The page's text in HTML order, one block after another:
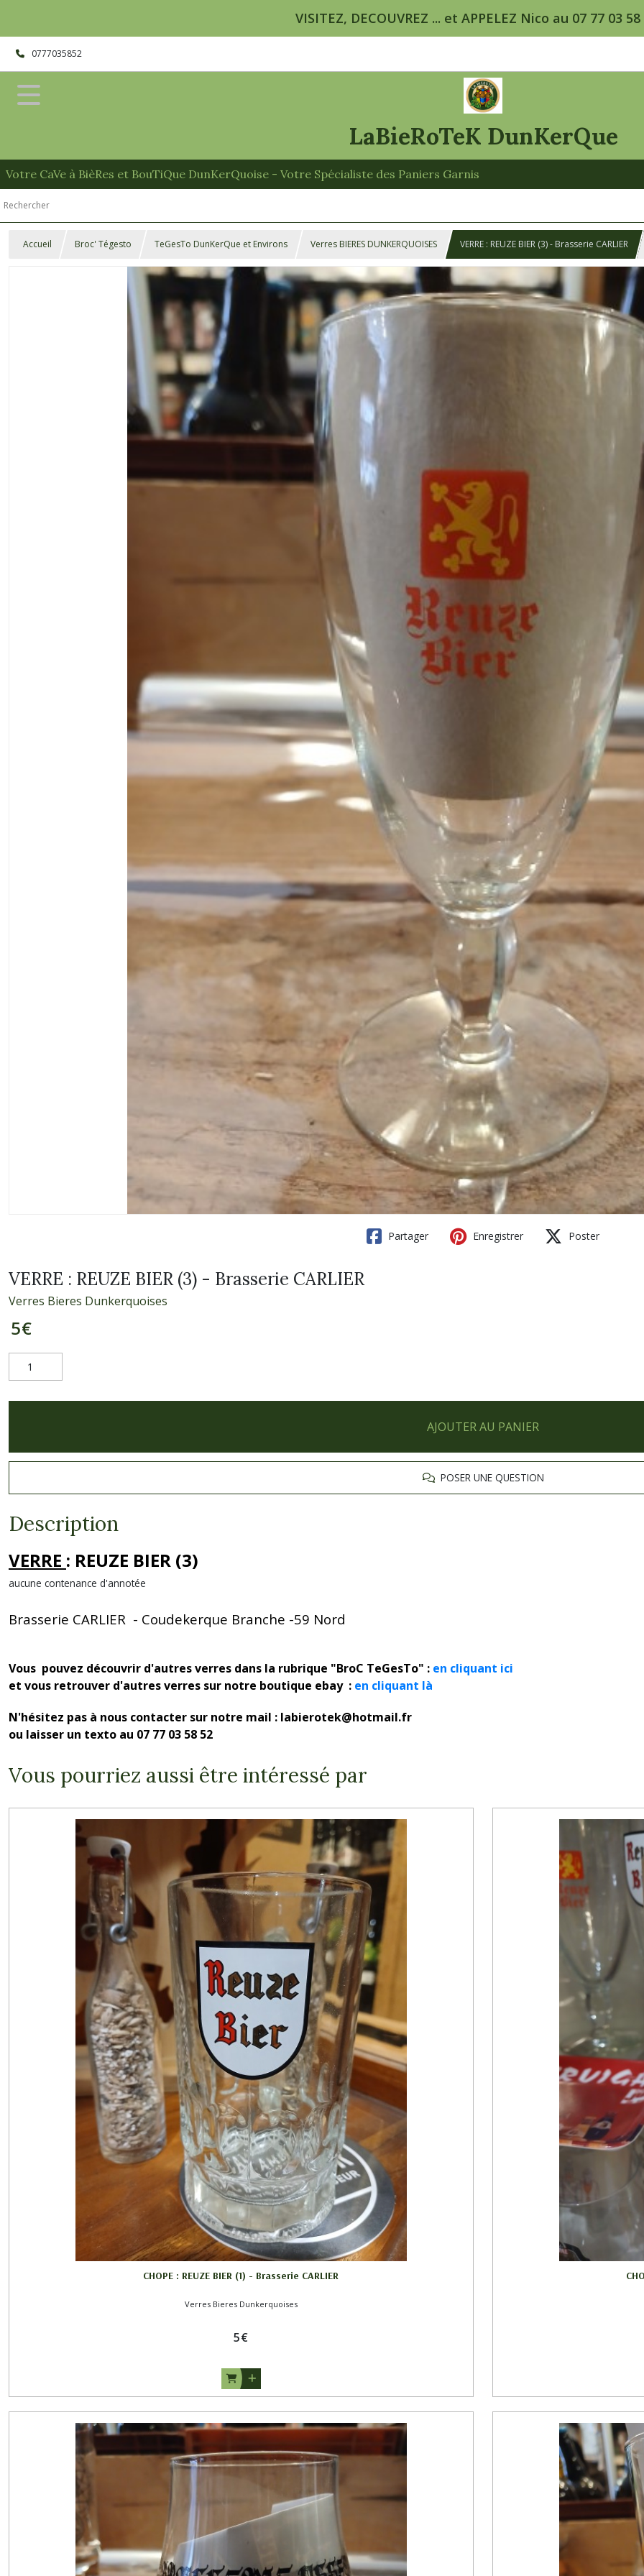
VISITEZ, DECOUVREZ ... et APPELEZ Nico au 07 77 03 58
0777035852
LaBieRoTeK DunKerQue
Votre CaVe à BièRes et BouTiQue DunKerQuoise - Votre Spécialiste des Paniers Garnis
Accueil Broc' Tégesto TeGesTo DunKerQue et Environs Verres BIERES DUNKERQUOISES VERRE : REUZE BIER (3) - Brasserie CARLIER
Partager Enregistrer Poster
VERRE : REUZE BIER (3) - Brasserie CARLIER
Verres Bieres Dunkerquoises
5€
AJOUTER AU PANIER
POSER UNE QUESTION
Description
VERRE : REUZE BIER (3)
aucune contenance d'annotée
Brasserie CARLIER - Coudekerque Branche -59 Nord
Vous pouvez découvrir d'autres verres dans la rubrique "BroC TeGesTo" : en cliquant ici
et vous retrouver d'autres verres sur notre boutique ebay : en cliquant là
N'hésitez pas à nous contacter sur notre mail : labierotek@hotmail.fr
ou laisser un texto au 07 77 03 58 52
Vous pourriez aussi être intéressé par
CHOPE : REUZE BIER (1) - Brasserie CARLIER
Verres Bieres Dunkerquoises
5€